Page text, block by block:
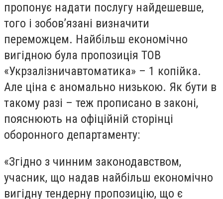
пропонує надати послугу найдешевше,
того і зобов’язані визначити
переможцем. Найбільш економічно
вигідною була пропозиція ТОВ
«Укрзалізничавтоматика» – 1 копійка.
Але ціна є аномально низькою. Як бути в
такому разі – теж прописано в законі,
пояснюють на офіційній сторінці
оборонного департаменту:
«Згідно з чинним законодавством,
учасник, що надав найбільш економічно
вигідну тендерну пропозицію, що є